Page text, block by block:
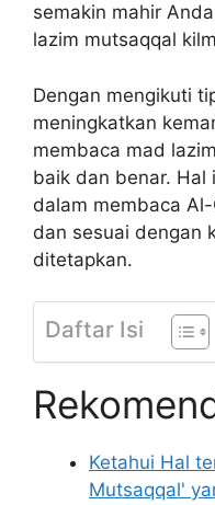
semakin mahir
lazim mutsaqqal
Dengan mengikuti
meningkatkan
membaca mad
baik dan benar. Hal
dalam membaca
dan sesuai dengan
ditetapkan.
Daftar Isi
Ketahui Hal
Mutsaqqal'